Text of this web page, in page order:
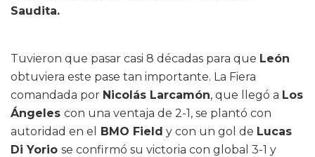
Saudita.
Tuvieron que pasar casi 8 décadas para que León
obtuviera este pase tan importante. La Fiera
comandada por Nicolás Larcamón, que llegó a Los
Ángeles con una ventaja de 2-1, se plantó con
autoridad en el
BMO Field y con un gol de Lucas
Di Yorio se confirmó su victoria con global 3-1 y